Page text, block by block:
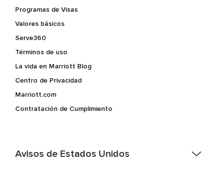
Programas de Visas
Valores básicos
Serve360
Términos de uso
La vida en Marriott Blog
Centro de Privacidad
Marriott.com
Contratación de Cumplimiento
Avisos de Estados Unidos